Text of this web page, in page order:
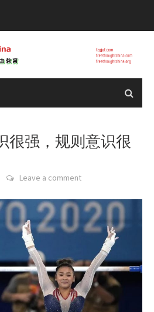
很强，规则意识很
Leave a comment